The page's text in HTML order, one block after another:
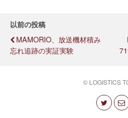
以前の投稿
MAMORIO、放送機材積み
忘れ追跡の実証実験
© LOGISTICS